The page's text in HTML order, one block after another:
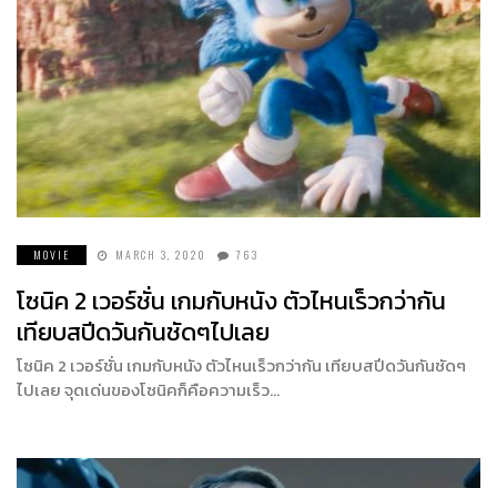
MOVIE MARCH 3, 2020 763
โซนิค 2 เวอร์ชั่น เกมกับหนัง ตัวไหนเร็วกว่ากัน
เทียบสปีดวันกันชัดๆไปเลย
โซนิค 2 เวอร์ชั่น เกมกับหนัง ตัวไหนเร็วกว่ากัน เทียบสปีดวันกันชัดๆ
ไปเลย จุดเด่นของโซนิคก็คือความเร็ว…